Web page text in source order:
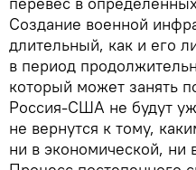
Создание военной
длительный, как и его
в период
который может занять
Россия-США не будут
не вернутся к тому,
ни в экономической, ни